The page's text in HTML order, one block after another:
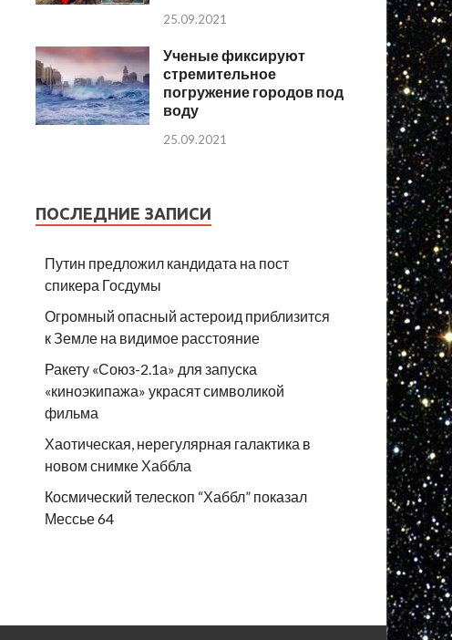
25.09.2021
Ученые фиксируют
стремительное
погружение городов под
воду
25.09.2021
ПОСЛЕДНИЕ ЗАПИСИ
Путин предложил кандидата на пост
спикера Госдумы
Огромный опасный астероид приблизится
к Земле на видимое расстояние
Ракету «Союз-2.1а» для запуска
«киноэкипажа» украсят символикой
фильма
Хаотическая, нерегулярная галактика в
новом снимке Хаббла
Космический телескоп “Хаббл” показал
Мессье 64